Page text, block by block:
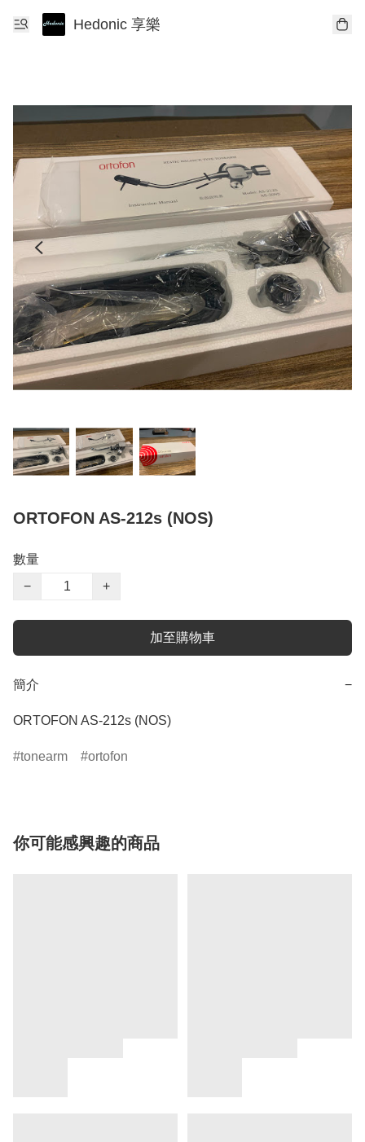
Hedonic 享樂
ORTOFON AS-212s (NOS)
數量
−
+
加至購物車
簡介 −
ORTOFON AS-212s (NOS)
tonearm ortofon
你可能感興趣的商品